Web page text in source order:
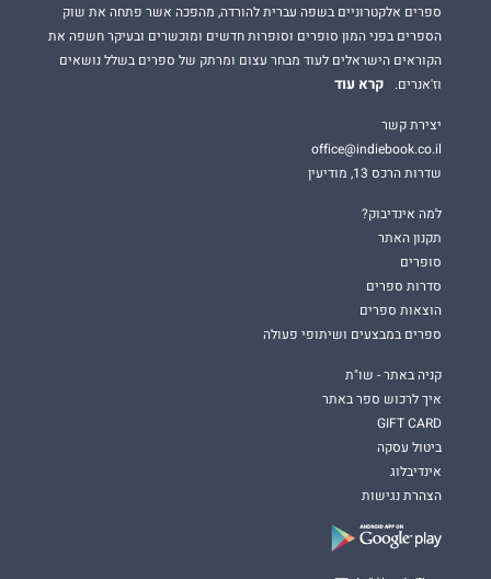
ספרים אלקטרוניים בשפה עברית להורדה, מהפכה אשר פתחה את שוק
הספרים בפני המון סופרים וסופרות חדשים ומוכשרים ובעיקר חשפה את
הקוראים הישראלים לעוד מבחר עצום ומרתק של ספרים בשלל נושאים
וז'אנרים.
קרא עוד
יצירת קשר
office@indiebook.co.il
שדרות הרכס 13, מודיעין
למה אינדיבוק?
תקנון האתר
סופרים
סדרות ספרים
הוצאות ספרים
ספרים במבצעים ושיתופי פעולה
קניה באתר - שו"ת
איך לרכוש ספר באתר
GIFT CARD
ביטול עסקה
אינדיבלוג
הצהרת נגישות